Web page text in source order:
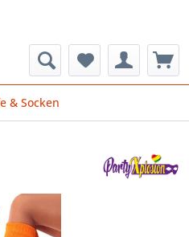
& Socken